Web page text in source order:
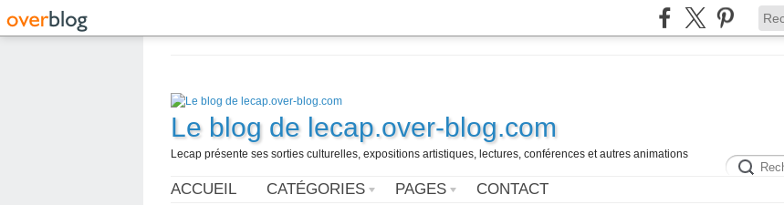
Le blog de lecap.over-blog.com
Lecap présente ses sorties culturelles, expositions artistiques, lectures, conférences et autres animations
ACCUEIL CATÉGORIES PAGES CONTACT